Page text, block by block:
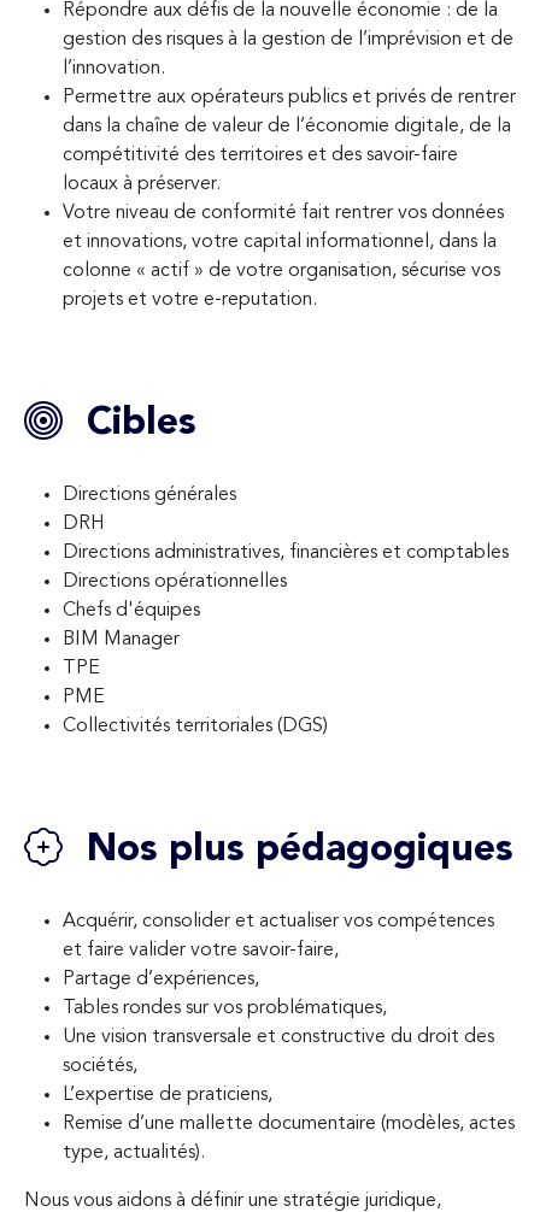
Répondre aux défis de la nouvelle économie : de la
gestion des risques à la gestion de l’imprévision et de
l’innovation.
Permettre aux opérateurs publics et privés de rentrer
dans la chaîne de valeur de l’économie digitale, de la
compétitivité des territoires et des savoir-faire
locaux à préserver.
Votre niveau de conformité fait rentrer vos données
et innovations, votre capital informationnel, dans la
colonne « actif » de votre organisation, sécurise vos
projets et votre e-reputation.
Cibles
Directions générales
DRH
Directions administratives, financières et comptables
Directions opérationnelles
Chefs d'équipes
BIM Manager
TPE
PME
Collectivités territoriales (DGS)
Nos plus pédagogiques
Acquérir, consolider et actualiser vos compétences
et faire valider votre savoir-faire,
Partage d’expériences,
Tables rondes sur vos problématiques,
Une vision transversale et constructive du droit des
sociétés,
L’expertise de praticiens,
Remise d’une mallette documentaire (modèles, actes
type, actualités).
Nous vous aidons à définir une stratégie juridique,